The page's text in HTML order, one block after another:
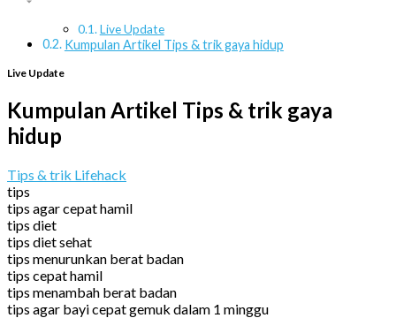
Live Update
Kumpulan Artikel Tips & trik gaya hidup
Live Update
Kumpulan Artikel Tips & trik gaya
hidup
Tips & trik Lifehack
tips
tips agar cepat hamil
tips diet
tips diet sehat
tips menurunkan berat badan
tips cepat hamil
tips menambah berat badan
tips agar bayi cepat gemuk dalam 1 minggu